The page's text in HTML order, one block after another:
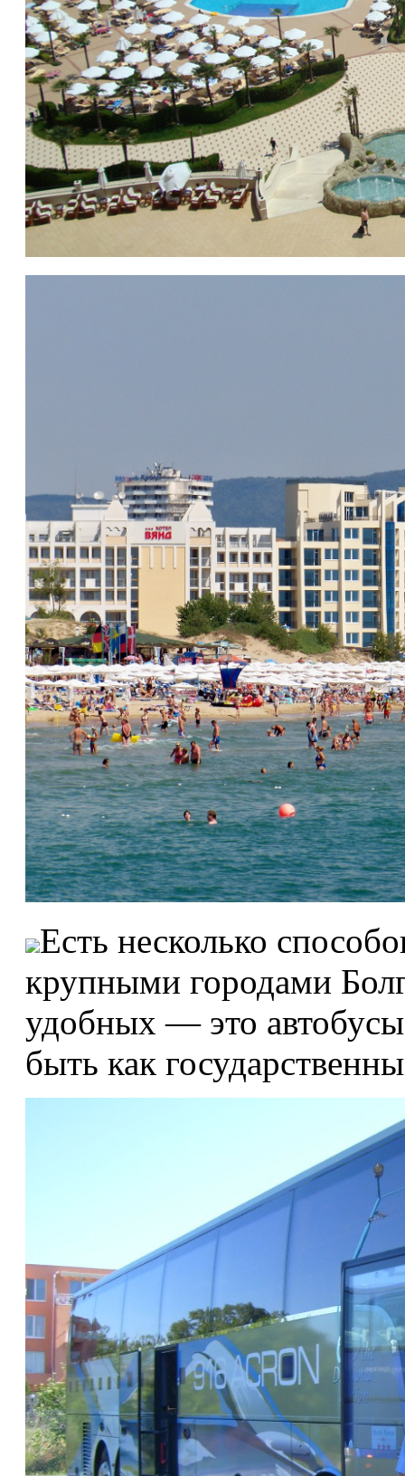
Есть несколько
крупными городами
удобных — это
быть как